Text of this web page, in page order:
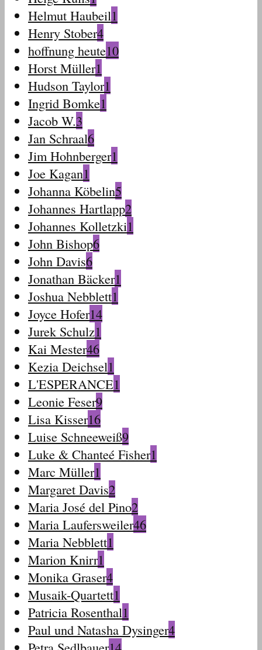
Helmut Haubeil1
Henry Stober4
hoffnung heute10
Horst Müller1
Hudson Taylor1
Ingrid Bomke1
Jacob W.3
Jan Schraal6
Jim Hohnberger1
Joe Kagan1
Johanna Köbelin5
Johannes Hartlapp2
Johannes Kolletzki1
John Bishop6
John Davis6
Jonathan Bäcker1
Joshua Nebblett1
Joyce Hofer14
Jurek Schulz1
Kai Mester46
Kezia Deichsel1
L'ESPERANCE1
Leonie Feser9
Lisa Kisser16
Luise Schneeweiß9
Luke & Chanteé Fisher1
Marc Müller1
Margaret Davis2
Maria José del Pino2
Maria Laufersweiler46
Maria Nebblett1
Marion Knirr1
Monika Graser4
Musaik-Quartett1
Patricia Rosenthal1
Paul und Natasha Dysinger4